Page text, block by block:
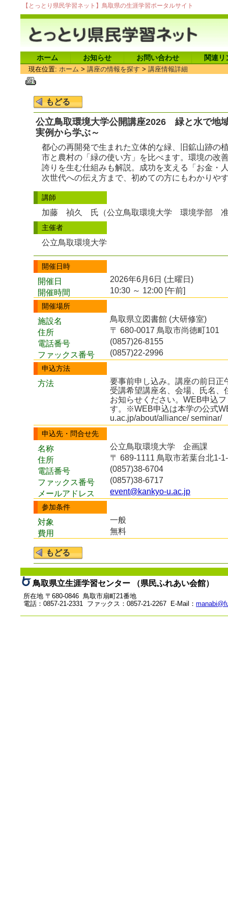
【とっとり県民学習ネット】鳥取県の生涯学習ポータルサイト
ホーム お知らせ お問い合わせ 関連リ
現在位置: ホーム > 講座の情報を探す > 講座情報詳細
公立鳥取環境大学公開講座2026 緑と水で地
実例から学ぶ～
都心の再開発で生まれた立体的な緑、旧鉱山跡の
市と農村の「緑の使い方」を比べます。環境の改
誇りを生む仕組みも解説。成功を支える「お金・
次世代への伝え方まで、初めての方にもわかりや
講師
加藤 禎久 氏（公立鳥取環境大学 環境学部 准
主催者
公立鳥取環境大学
開催日時
開催日
2026年6月6日 (土曜日)
開催時間
10:30 ～ 12:00 [午前]
開催場所
施設名
鳥取県立図書館 (大研修室)
住所
〒 680-0017 鳥取市尚徳町101
電話番号
(0857)26-8155
ファックス番号
(0857)22-2996
申込方法
方法
要事前申し込み。講座の前日
受講希望講座名、会場、氏名
お知らせください。WEB申込
す。※WEB申込は本学の公式
u.ac.jp/about/alliance/ seminar/
申込先・問合せ先
名称
公立鳥取環境大学 企画課
住所
〒 689-1111 鳥取市若葉台北
電話番号
(0857)38-6704
ファックス番号
(0857)38-6717
メールアドレス
event@kankyo-u.ac.jp
参加条件
対象
一般
費用
無料
鳥取県立生涯学習センター （県民ふれあい会館）
所在地 〒680-0846 鳥取市扇町21番地
電話：0857-21-2331 ファックス：0857-21-2267 E-Mail：